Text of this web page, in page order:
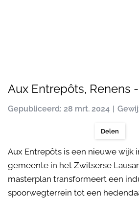
Aux Entrepôts, Renens
Gepubliceerd: 28 mrt. 2024
Delen
Aux Entrepôts is een nieuwe wijk
gemeente in het Zwitserse
masterplan transformeert een
spoorwegterrein tot een